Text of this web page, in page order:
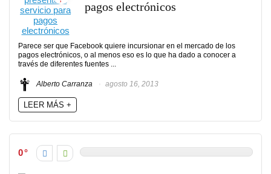
pagos electrónicos
Parece ser que Facebook quiere incursionar en el mercado de los
pagos electrónicos, o al menos eso es lo que ha dado a conocer a
través de diferentes fuentes ...
Alberto Carranza agosto 16, 2013
LEER MÁS +
0